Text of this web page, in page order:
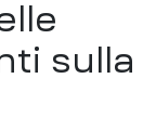
sulla